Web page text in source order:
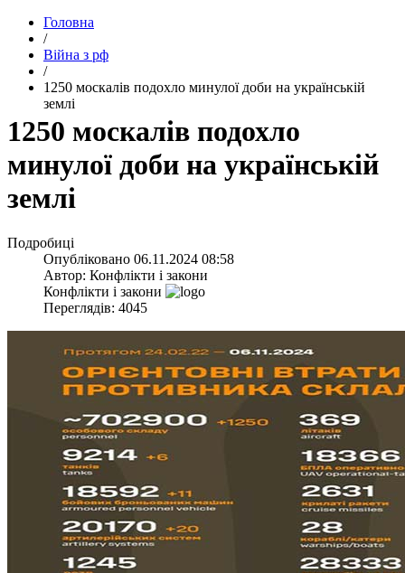
Головна
/
Війна з рф
/
​1250 москалів подохло минулої доби на українській
землі
​1250 москалів подохло
минулої доби на українській
землі
Подробиці
Опубліковано 06.11.2024 08:58
Автор: Конфлікти і закони
Конфлікти і закони
Переглядів: 4045